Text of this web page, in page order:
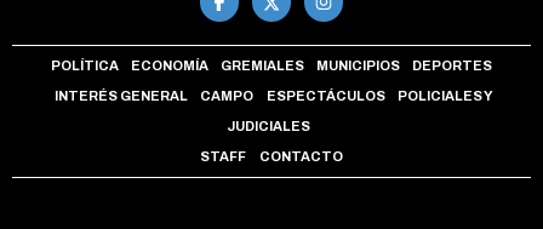
POLÍTICA ECONOMÍA GREMIALES MUNICIPIOS DEPORTES
INTERÉS GENERAL CAMPO ESPECTÁCULOS POLICIALES Y
JUDICIALES
STAFF CONTACTO